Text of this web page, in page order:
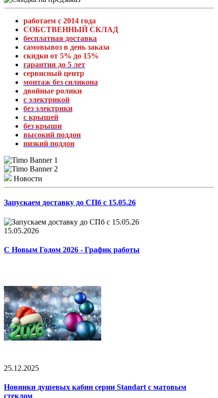
работаем с 2014 года
СОБСТВЕННЫЙ СКЛАД
бесплатная доставка
самовывоз в день заказа
скидки от 5% до 15%
гарантия до 5 лет
сервисный центр
монтаж без силикона
двойные ролики
с электрикой
без электрики
с крышей
без крыши
высокий поддон
низкий поддон
Новости
Запускаем доставку до СПб с 15.05.26
15.05.2026
С Новым Годом 2026 - График работы
25.12.2025
Новинки душевых кабин серии Standart с матовым
стеклом